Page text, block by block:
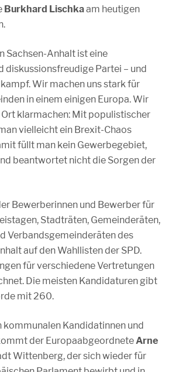
Burkhard Lischkaam heutigen
Sachsen-Anhalt ist eine
diskussionsfreudige Partei – und
Wir machen uns stark für
in einem einigen Europa. Wir
klarmachen: Mit populistischer
vielleicht ein Brexit-Chaos
füllt man kein Gewerbegebiet,
beantwortet nicht die Sorgen der
Bewerberinnen und Bewerber für
Stadträten, Gemeinderäten,
Verbandsgemeinderäten des
auf den Wahllisten der SPD.
für verschiedene Vertretungen
Die meisten Kandidaturen gibt
mit 260.
kommunalen Kandidatinnen und
der EuropaabgeordneteArne
Wittenberg, der sich wieder für